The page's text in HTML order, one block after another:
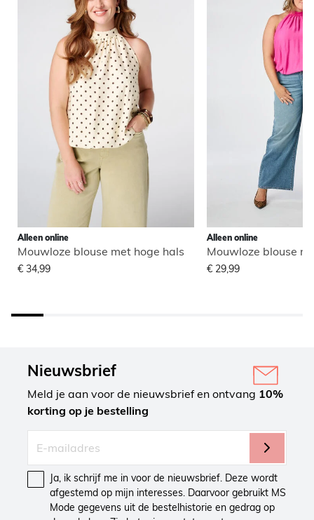
Alleen online
Mouwloze blouse met hoge hals
€ 34,99
Alleen online
Mouwloze blouse
€ 29,99
Nieuwsbrief
Meld je aan voor de nieuwsbrief en ontvang 10%
korting op je bestelling
Ja, ik schrijf me in voor de nieuwsbrief. Deze wordt
afgestemd op mijn interesses. Daarvoor gebruikt MS
Mode gegevens uit de bestelhistorie en gedrag op